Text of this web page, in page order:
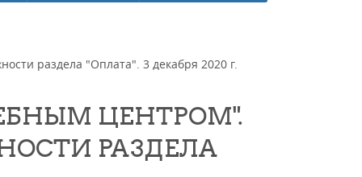
раздела "Оплата". 3 декабря 2020 г.
ЦЕНТРОМ".
РАЗДЕЛА